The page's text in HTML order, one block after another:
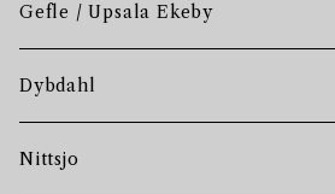
Gefle / Upsala Ekeby
Dybdahl
Nittsjo